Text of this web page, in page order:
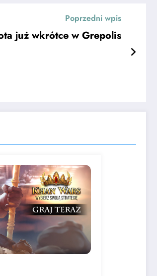
Poprzedni wpis
już wkrótce w Grepolis